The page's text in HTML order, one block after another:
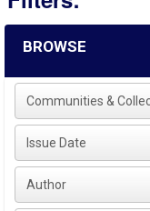
BROWSE
Communities &
Issue Date
Author